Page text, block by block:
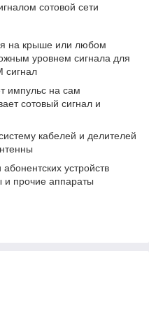
сотовой сети
на крыше или любом
уровнем сигнала для
сигнал
импульс на сам
сотовый сигнал и
кабелей и делителей
устройств
прочие аппараты